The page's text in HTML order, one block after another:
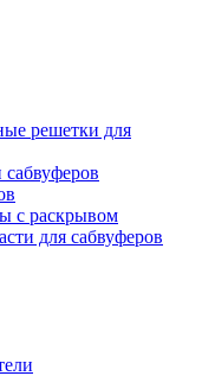
решетки для
с раскрывом
для сабвуферов